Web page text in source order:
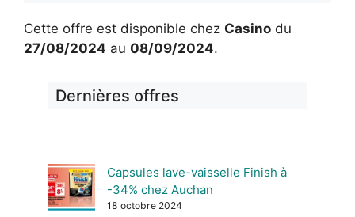
Cette offre est disponible chez Casino du
27/08/2024 au 08/09/2024.
Dernières offres
Capsules lave-vaisselle Finish à
-34% chez Auchan
18 octobre 2024